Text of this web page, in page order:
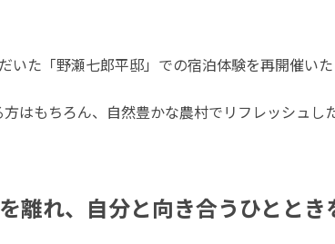
いた「野瀬七郎平邸」での宿泊体験を再開催いた
はもちろん、自然豊かな農村でリフレッシュ
離れ、自分と向き合うひととき